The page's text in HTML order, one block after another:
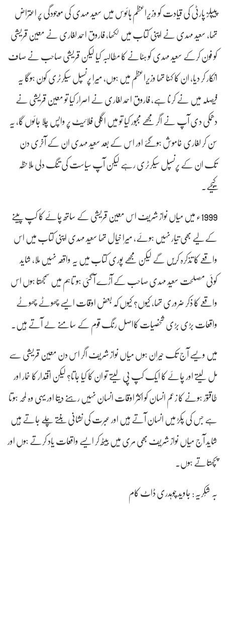
پیپلز پارٹی کی قیادت کو وزیراعظم ہائوس میں سعید مہدی کی موجودگی پر اعتراض
تھا، سعید مہدی نے اپنی کتاب میں لکھا، فاروق احمد لغاری نے معین قریشی
کو فون کرکے سعید مہدی کو ہٹانے کا مطالبہ کیا لیکن قریشی صاحب نے صاف
انکار کر دیا، ان کا کہنا تھا وزیراعظم میں ہوں، میرا پرنسپل سیکرٹری کون ہوگا یہ
فیصلہ میں نے کرنا ہے، فاروق احمد لغاری نے اصرار کیا تو معین قریشی نے
دھمکی دی آپ نے اگر مجھے مجبور کیا تو میں اگلی فلائیٹ پر واپس چلا جائوں گا، یہ
سن کر لغاری خاموش ہوگئے اور اس کے بعد سعید مہدی ان کے آخری دن
تک ان کے پرنسپل سیکرٹری رہے لیکن آپ سیاست کی تنگ دلی ملاحظہ
کیجیے۔
1999ء میں میاں نواز شریف اس معین قریشی کے ساتھ چائے کا کپ پینے
کے لیے بھی تیار نہیں ہوئے، میرا خیال تھا سعید مہدی اپنی کتاب میں اس
واقعے کا تذکرہ کریں گے لیکن مجھے پوری کتاب میں یہ واقعہ نہیں ملا، شاید
کوئی مصلحت سعید مہدی صاحب کے آڑے آ گئی ہو تاہم میں سمجھتا ہوں اس
واقعے کا ذکر ضروری تھا، کیوں؟ کیوں کہ بعض اوقات ایسے چھوٹے چھوٹے
واقعات بڑی بڑی شخصیات کااصل رنگ قوم کے سامنے لے آتے ہیں۔
میں ویسے آج تک حیران ہوں میاں نواز شریف اگر اس دن معین قریشی سے
مل لیتے اور چائے کا ایک کپ پی لیتے تو ان کا کیا جاتا؟ لیکن اقتدار کا خمار اور
طاقتور ہونے کا زعم انسان کو اکثر اوقات انسان نہیں رہنے دیتا اور یہی وہ لمحہ ہوتا
ہے جس کی پکڑ میں انسان آتے ہیں اور عبرت کی نشانی بنتے چلے جاتے ہیں
شاید آج میاں نواز شریف بھی مری میں بیٹھ کر ایسے واقعات یاد کرتے ہوں اور
پچھتاتے ہوں۔
بہ شُکریہ: جاوید چوہدری ڈاٹ کام